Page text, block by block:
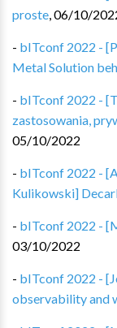
proste,06/10/
- bITconf 2022 -
Metal Solution
- bITconf 2022 -
zastosowania,
05/10/2022
- bITconf 2022 -
Kulikowski]
- bITconf 2022 -
03/10/2022
- bITconf 2022 -
observability and